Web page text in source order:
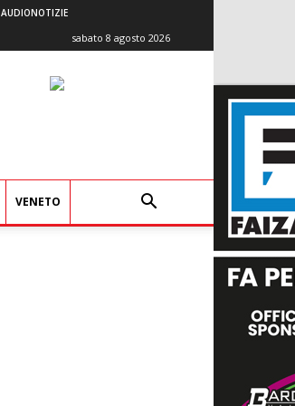
AUDIONOTIZIE
sabato 8 agosto 2026
VENETO